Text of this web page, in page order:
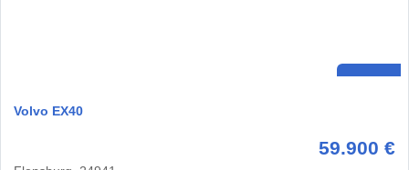
Volvo EX40
59.900 €